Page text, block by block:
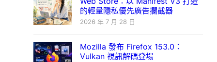
的輕量隱私優先廣告攔截器
2026 年 7 月 28 日
Mozilla 發布 Firefox 153.0：
Vulkan 視訊解碼登場